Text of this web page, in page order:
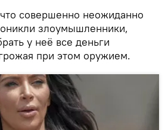
совершенно неожиданно
злоумышленники,
у неё все деньги
при этом оружием.